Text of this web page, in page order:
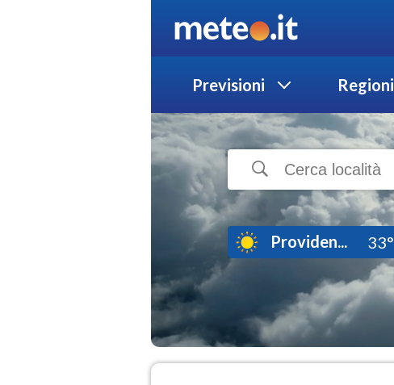
Previsioni Regioni
Providen... 33°